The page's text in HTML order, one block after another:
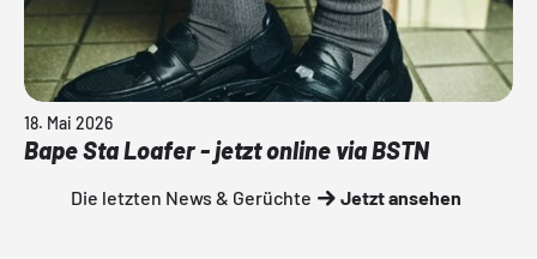
18. Mai 2026
Bape Sta Loafer - jetzt online via BSTN
Die letzten News & Gerüchte Jetzt ansehen